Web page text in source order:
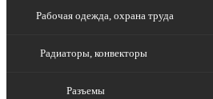
Рабочая одежда, охрана труда
Радиаторы, конвекторы
Разъемы